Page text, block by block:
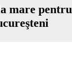
mare pentru